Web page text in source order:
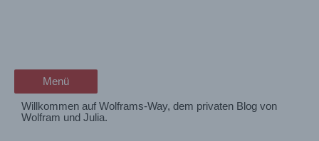
Menü
Menü
Willkommen auf Wolframs-Way, dem privaten Blog von
Wolfram und Julia.